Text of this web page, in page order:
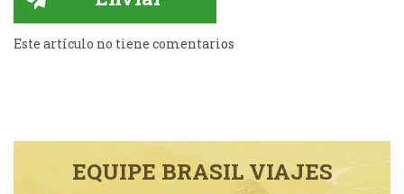
Este artículo no tiene comentarios
EQUIPE BRASIL VIAJES